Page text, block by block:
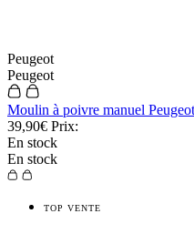
Peugeot
Peugeot
Moulin à poivre manuel
39,90€ Prix:
En stock
En stock
TOP VENTE